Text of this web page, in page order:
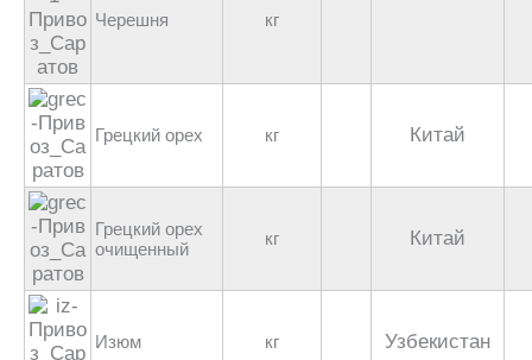
Черешня кг
Грецкий орех кг Китай
Грецкий орех
очищенный
кг Китай
Изюм кг Узбекистан